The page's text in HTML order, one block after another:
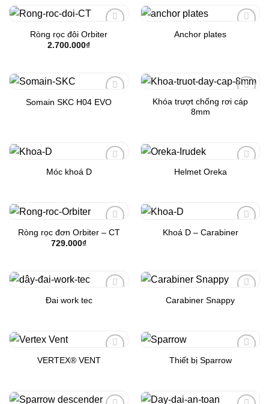
Add to
Ròng rọc đôi Orbiter
2.700.000₫
Anchor plates
Add to
Somain SKC H04 EVO
Add to
Khóa trượt chống rơi cáp
8mm
Móc khoá D Helmet Oreka
Add to
Ròng rọc đơn Orbiter – CT
729.000₫
Add to
Khoá D – Carabiner
Đai work tec
Add to
Carabiner Snappy
VERTEX® VENT
Add to
Thiết bị Sparrow